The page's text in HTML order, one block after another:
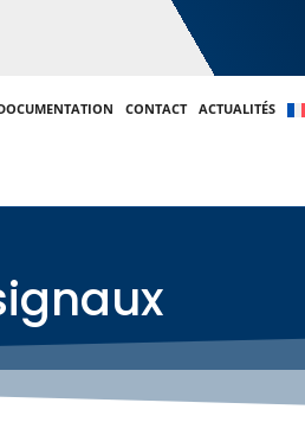
CONTACT ACTUALITÉS